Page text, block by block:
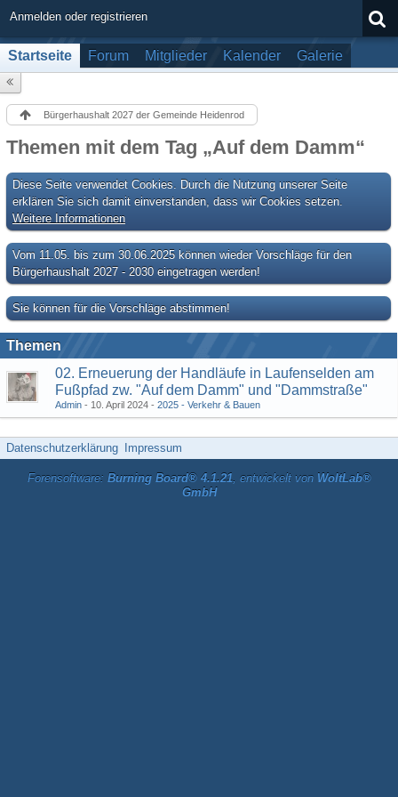
Anmelden oder registrieren
Startseite Forum Mitglieder Kalender Galerie
Bürgerhaushalt 2027 der Gemeinde Heidenrod
Themen mit dem Tag „Auf dem Damm“
Diese Seite verwendet Cookies. Durch die Nutzung unserer Seite
erklären Sie sich damit einverstanden, dass wir Cookies setzen.
Weitere Informationen
Vom 11.05. bis zum 30.06.2025 können wieder Vorschläge für den
Bürgerhaushalt 2027 - 2030 eingetragen werden!
Sie können für die Vorschläge abstimmen!
Themen
02. Erneuerung der Handläufe in Laufenselden am
Fußpfad zw. "Auf dem Damm" und "Dammstraße"
Admin 10. April 2024 2025 - Verkehr & Bauen
Datenschutzerklärung Impressum
Forensoftware: Burning Board® 4.1.21, entwickelt von WoltLab®
GmbH